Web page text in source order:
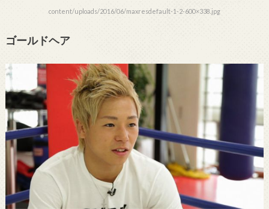
content/uploads/2016/06/maxresdefault-1-2-600×338.jpg
ゴールドヘア